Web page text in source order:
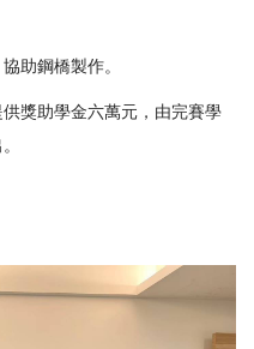
助鋼橋製作。
獎助學金六萬元，由完賽學